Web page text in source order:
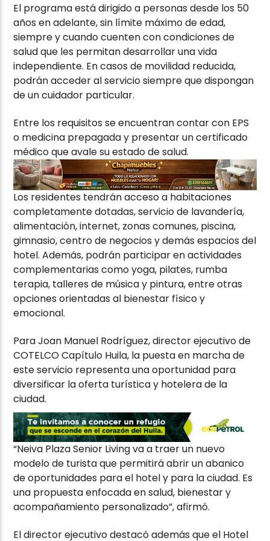
El programa está dirigido a personas desde los 50
años en adelante, sin límite máximo de edad,
siempre y cuando cuenten con condiciones de
salud que les permitan desarrollar una vida
independiente. En casos de movilidad reducida,
podrán acceder al servicio siempre que dispongan
de un cuidador particular.
Entre los requisitos se encuentran contar con EPS
o medicina prepagada y presentar un certificado
médico que avale su estado de salud.
Los residentes tendrán acceso a habitaciones
completamente dotadas, servicio de lavandería,
alimentación, internet, zonas comunes, piscina,
gimnasio, centro de negocios y demás espacios del
hotel. Además, podrán participar en actividades
complementarias como yoga, pilates, rumba
terapia, talleres de música y pintura, entre otras
opciones orientadas al bienestar físico y
emocional.
Para Joan Manuel Rodríguez, director ejecutivo de
COTELCO Capítulo Huila, la puesta en marcha de
este servicio representa una oportunidad para
diversificar la oferta turística y hotelera de la
ciudad.
“Neiva Plaza Senior Living va a traer un nuevo
modelo de turista que permitirá abrir un abanico
de oportunidades para el hotel y para la ciudad. Es
una propuesta enfocada en salud, bienestar y
acompañamiento personalizado”, afirmó.
El director ejecutivo destacó además que el Hotel